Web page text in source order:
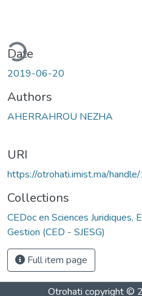
Date
2019-06-20
Authors
AHERRAHROU NEZHA
URI
https://otrohati.imist.ma/
Collections
CEDoc en Sciences Juridiques,
Gestion (CED - SJESG)
Full item page
Otrohati copyright ©